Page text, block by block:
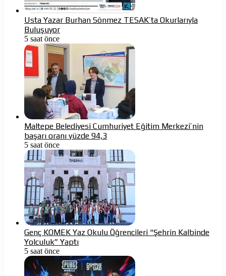
Usta Yazar Burhan Sönmez TESAK’ta Okurlarıyla
Buluşuyor
5 saat önce
Maltepe Belediyesi Cumhuriyet Eğitim Merkezi’nin
başarı oranı yüzde 94,3
5 saat önce
Genç KOMEK Yaz Okulu Öğrencileri “Şehrin Kalbinde
Yolculuk” Yaptı
5 saat önce